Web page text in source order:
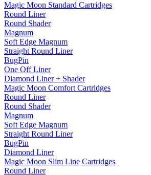
Magic Moon Standard Cartridges
Round Liner
Round Shader
Magnum
Soft Edge Magnum
Straight Round Liner
BugPin
One Off Liner
Diamond Liner + Shader
Magic Moon Comfort Cartridges
Round Liner
Round Shader
Magnum
Soft Edge Magnum
Straight Round Liner
BugPin
Diamond Liner
Magic Moon Slim Line Cartridges
Round Liner